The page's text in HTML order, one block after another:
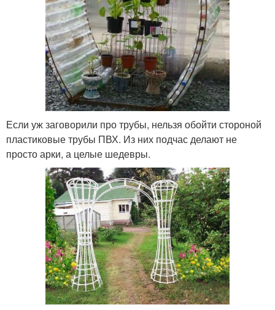
Если уж заговорили про трубы, нельзя обойти стороной
пластиковые трубы ПВХ. Из них подчас делают не
просто арки, а целые шедевры.